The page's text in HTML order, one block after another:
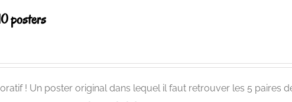
posters
! Un poster original dans lequel il faut retrouver les 5 paires